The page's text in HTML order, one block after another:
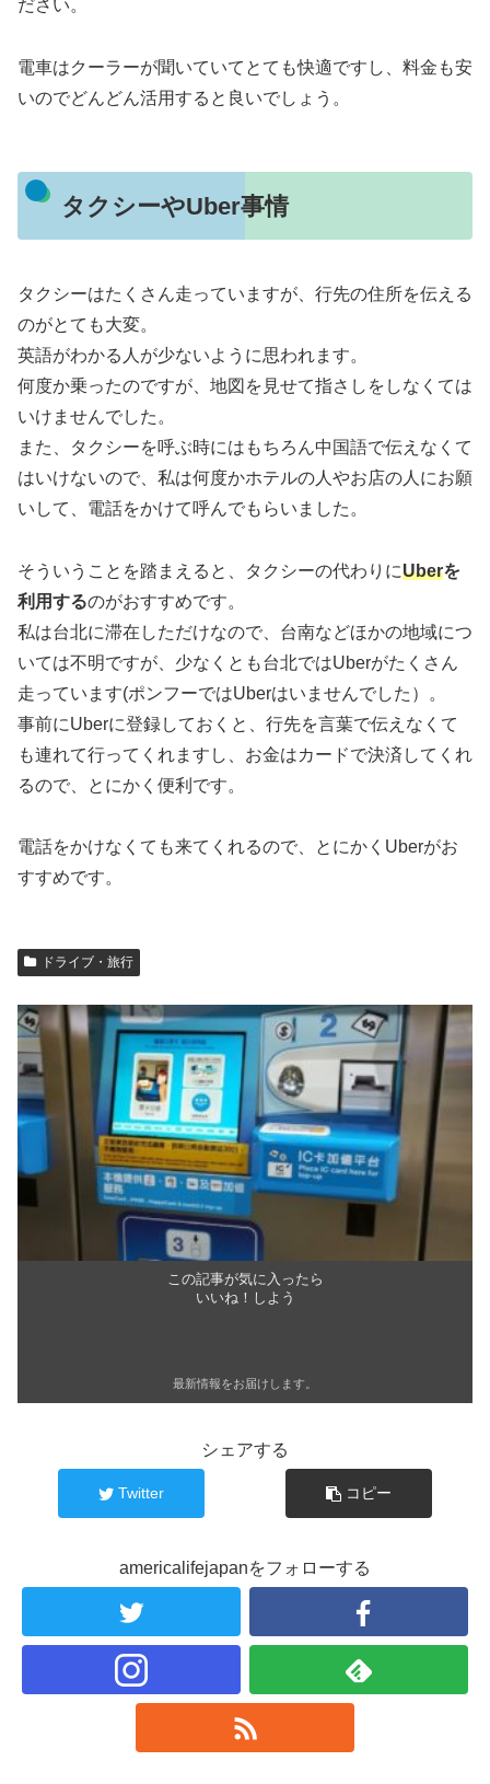
ださい。
電車はクーラーが聞いていてとても快適ですし、料金も安
いのでどんどん活用すると良いでしょう。
タクシーやUber事情
タクシーはたくさん走っていますが、行先の住所を伝える
のがとても大変。
英語がわかる人が少ないように思われます。
何度か乗ったのですが、地図を見せて指さしをしなくては
いけませんでした。
また、タクシーを呼ぶ時にはもちろん中国語で伝えなくて
はいけないので、私は何度かホテルの人やお店の人にお願
いして、電話をかけて呼んでもらいました。
そういうことを踏まえると、タクシーの代わりにUberを
利用するのがおすすめです。
私は台北に滞在しただけなので、台南などほかの地域につ
いては不明ですが、少なくとも台北ではUberがたくさん
走っています(ポンフーではUberはいませんでした）。
事前にUberに登録しておくと、行先を言葉で伝えなくて
も連れて行ってくれますし、お金はカードで決済してくれ
るので、とにかく便利です。
電話をかけなくても来てくれるので、とにかくUberがお
すすめです。
ドライブ・旅行
この記事が気に入ったら
いいね！しよう
最新情報をお届けします。
シェアする
Twitter コピー
americalifejapanをフォローする